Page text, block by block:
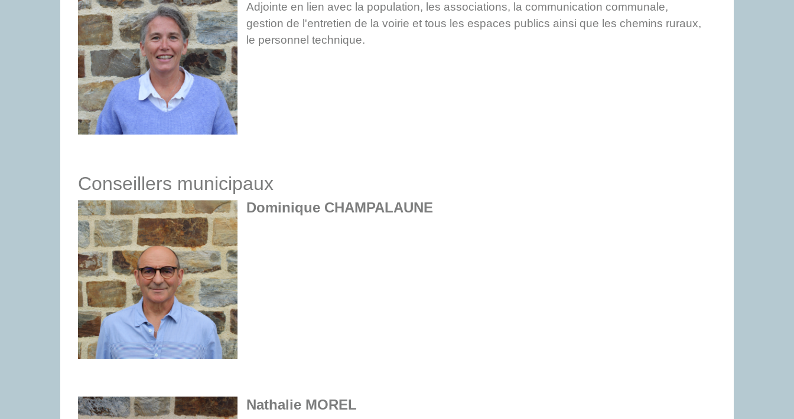
Adjointe en lien avec la population, les associations, la communication communale,
gestion de l'entretien de la voirie et tous les espaces publics ainsi que les chemins ruraux,
le personnel technique.
Conseillers municipaux
Dominique CHAMPALAUNE
Nathalie MOREL